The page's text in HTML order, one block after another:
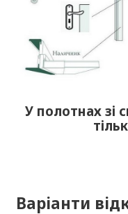
У полотнах зі
Варіанти